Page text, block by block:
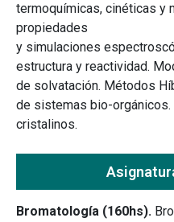
termoquímicas, cinéticas y
propiedades
y simulaciones
estructura y reactividad.
de solvatación. Métodos
de sistemas bio-
cristalinos.
Bromatología (160hs).